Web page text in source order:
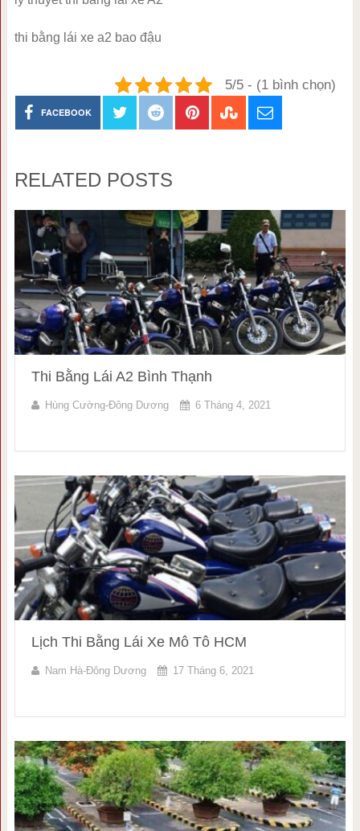
thi bằng lái xe a2 bao đậu
5/5 - (1 bình chọn)
FACEBOOK
RELATED POSTS
Thi Bằng Lái A2 Bình Thạnh
Hùng Cường-Đông Dương 6 Tháng 4, 2021
Lịch Thi Bằng Lái Xe Mô Tô HCM
Nam Hà-Đông Dương 17 Tháng 6, 2021